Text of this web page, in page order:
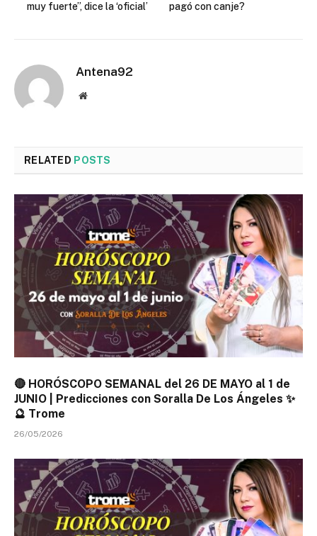
muy fuerte”, dice la ‘oficial’
pagó con canje?
Antena92
Website
RELATED POSTS
🔴 HORÓSCOPO SEMANAL del 26 DE MAYO al 1 de
JUNIO | Predicciones con Soralla De Los Ángeles ✨
🔮 Trome
26/05/2026